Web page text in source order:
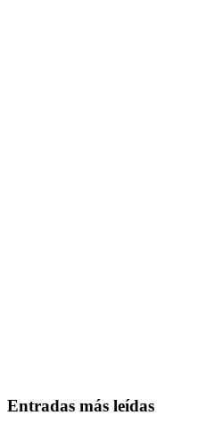
Entradas más leídas